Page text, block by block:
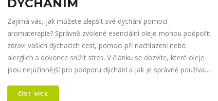
DÝCHÁNÍM
Zajímá vás, jak můžete zlepšit své dýchání pomocí
aromaterapie? Správně zvolené esenciální oleje mohou podpořit
zdraví vašich dýchacích cest, pomoci při nachlazení nebo
alergiích a dokonce snížit stres. V článku se dozvíte, které oleje
jsou nejúčinnější pro podporu dýchání a jak je správně používat.
integrovat aromaterapii do vašeho každodenního života.
ČÍST VÍCE